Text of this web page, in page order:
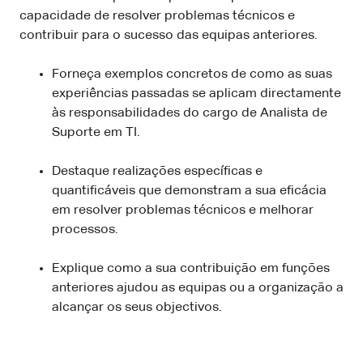
capacidade de resolver problemas técnicos e
contribuir para o sucesso das equipas anteriores.
Forneça exemplos concretos de como as suas
experiências passadas se aplicam directamente
às responsabilidades do cargo de Analista de
Suporte em TI.
Destaque realizações específicas e
quantificáveis que demonstram a sua eficácia
em resolver problemas técnicos e melhorar
processos.
Explique como a sua contribuição em funções
anteriores ajudou as equipas ou a organização a
alcançar os seus objectivos.